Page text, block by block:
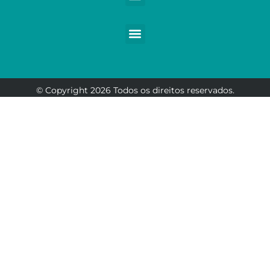
© Copyright 2026 Todos os direitos reservados.